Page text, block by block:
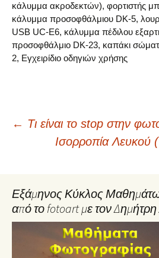
κάλυμμα ακροδεκτών), φορτιστής
κάλυμμα προσοφθάλμιου DK-5,
USB UC-E6, κάλυμμα πέδιλου
προσοφθάλμιο DK-23, καπάκι
2, Εγχειρίδιο οδηγιών χρήσης
Post
← Τι είναι το stop στην
Ισορροπία Λευκού
Εξάμηνος Κύκλος
από το fotoart με τον